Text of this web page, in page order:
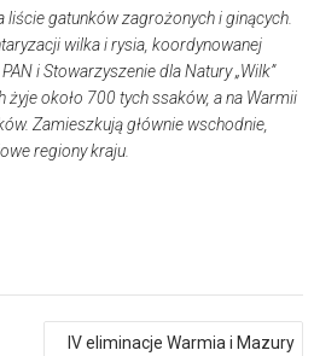
liście gatunków zagrożonych i ginących.
wilka i rysia, koordynowanej
i Stowarzyszenie dla Natury „Wilk”
żyje około 700 tych ssaków, a na Warmii
Zamieszkują głównie wschodnie,
regiony kraju.
IV eliminacje Warmia i Mazury